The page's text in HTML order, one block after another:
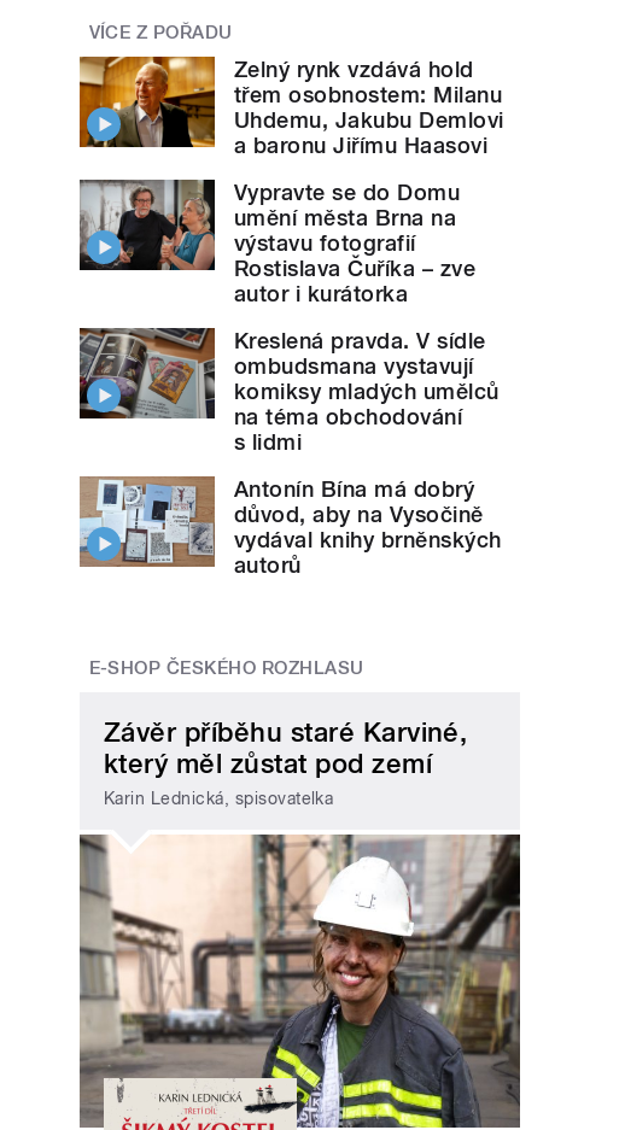
VÍCE Z POŘADU
Zelný rynk vzdává hold
třem osobnostem: Milanu
Uhdemu, Jakubu Demlovi
a baronu Jiřímu Haasovi
Vypravte se do Domu
umění města Brna na
výstavu fotografií
Rostislava Čuříka – zve
autor i kurátorka
Kreslená pravda. V sídle
ombudsmana vystavují
komiksy mladých umělců
na téma obchodování
s lidmi
Antonín Bína má dobrý
důvod, aby na Vysočině
vydával knihy brněnských
autorů
E-SHOP ČESKÉHO ROZHLASU
Závěr příběhu staré Karviné,
který měl zůstat pod zemí
Karin Lednická, spisovatelka